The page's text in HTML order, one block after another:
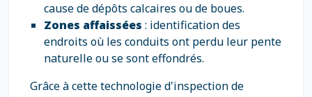
cause de dépôts calcaires ou de boues.
Zones affaissées : identification des
endroits où les conduits ont perdu leur pente
naturelle ou se sont effondrés.
Grâce à cette technologie d'inspection de